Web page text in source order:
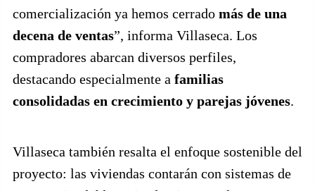
comercialización ya hemos cerrado más de una
decena de ventas”, informa Villaseca. Los
compradores abarcan diversos perfiles,
destacando especialmente a familias
consolidadas en crecimiento y parejas jóvenes.
Villaseca también resalta el enfoque sostenible del
proyecto: las viviendas contarán con sistemas de